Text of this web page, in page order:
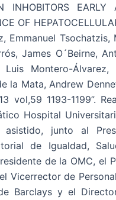
INHOBITORS EARLY
OF
Emmanuel Tsochatzis,
James O´Beirne,
Luis Montero-Álvarez,
la Mata, Andrew
vol,59 1193-1199”.
Hospital
junto al
de Igualdad,
de la OMC, el
Vicerrector de
Barclays y el